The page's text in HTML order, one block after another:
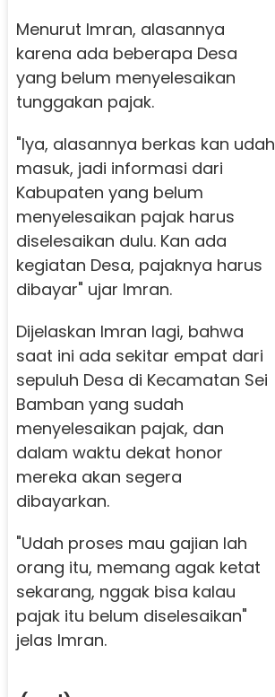
Menurut Imran, alasannya
karena ada beberapa Desa
yang belum menyelesaikan
tunggakan pajak.
"Iya, alasannya berkas kan udah
masuk, jadi informasi dari
Kabupaten yang belum
menyelesaikan pajak harus
diselesaikan dulu. Kan ada
kegiatan Desa, pajaknya harus
dibayar" ujar Imran.
Dijelaskan Imran lagi, bahwa
saat ini ada sekitar empat dari
sepuluh Desa di Kecamatan Sei
Bamban yang sudah
menyelesaikan pajak, dan
dalam waktu dekat honor
mereka akan segera
dibayarkan.
"Udah proses mau gajian lah
orang itu, memang agak ketat
sekarang, nggak bisa kalau
pajak itu belum diselesaikan"
jelas Imran.